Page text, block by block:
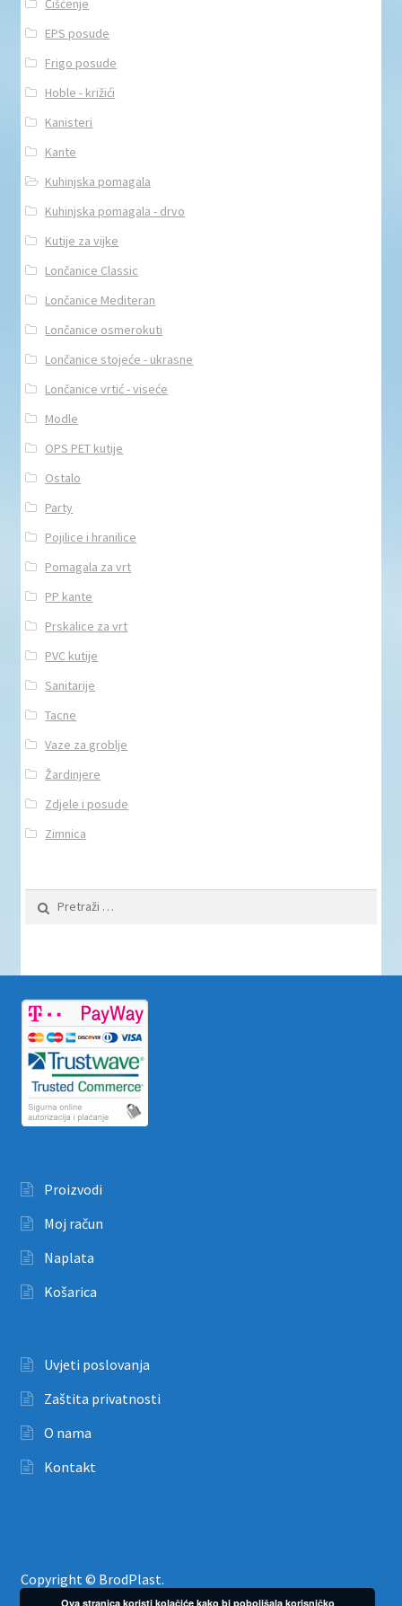
Čišćenje
EPS posude
Frigo posude
Hoble - križići
Kanisteri
Kante
Kuhinjska pomagala
Kuhinjska pomagala - drvo
Kutije za vijke
Lončanice Classic
Lončanice Mediteran
Lončanice osmerokuti
Lončanice stojeće - ukrasne
Lončanice vrtić - viseće
Modle
OPS PET kutije
Ostalo
Party
Pojilice i hranilice
Pomagala za vrt
PP kante
Prskalice za vrt
PVC kutije
Sanitarije
Tacne
Vaze za groblje
Žardinjere
Zdjele i posude
Zimnica
Pretraži:
Proizvodi
Moj račun
Naplata
Košarica
Uvjeti poslovanja
Zaštita privatnosti
O nama
Kontakt
Copyright © BrodPlast.
Ova stranica koristi kolačiće kako bi poboljšala korisničko